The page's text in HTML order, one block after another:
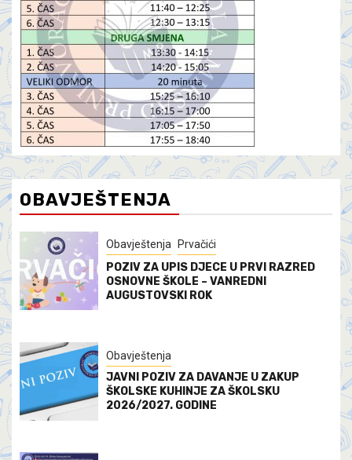
OBAVJEŠTENJA
Obavještenja Prvačići
POZIV ZA UPIS DJECE U PRVI RAZRED
OSNOVNE ŠKOLE – VANREDNI
AUGUSTOVSKI ROK
Obavještenja
JAVNI POZIV ZA DAVANJE U ZAKUP
ŠKOLSKE KUHINJE ZA ŠKOLSKU
2026/2027. GODINE